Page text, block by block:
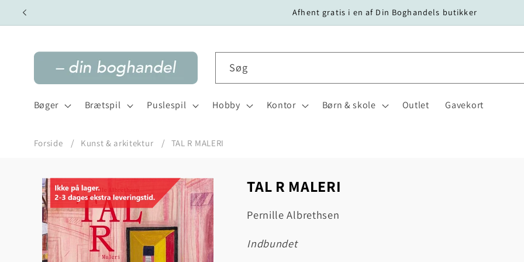
Gå til
indhold
Afhent gratis i en af Din Boghandels butikker
Søg
Bøger Brætspil Puslespil Hobby Kontor Børn & skole Outlet Gavekort
Forside Kunst & arkitektur TAL R MALERI
Gå til
produktoplysninger
TAL R MALERI
Pernille Albrethsen
indbundet